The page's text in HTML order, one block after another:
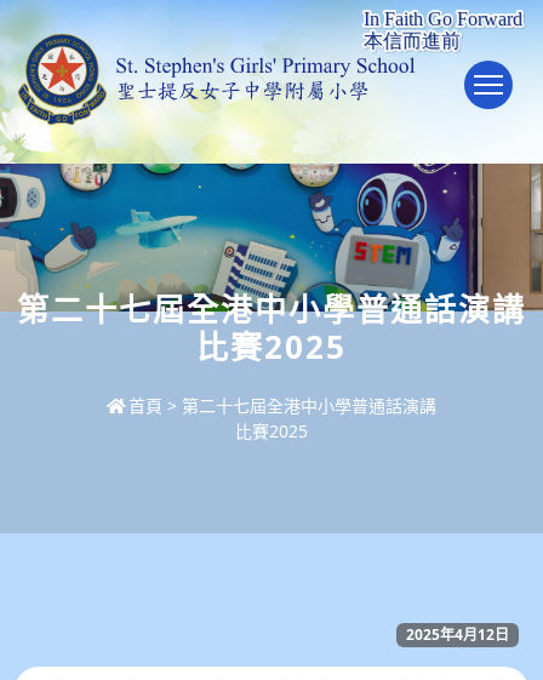
第二十七屆全港中小學普通話演講
比賽2025
首頁 > 第二十七屆全港中小學普通話演講
比賽2025
2025年4月12日